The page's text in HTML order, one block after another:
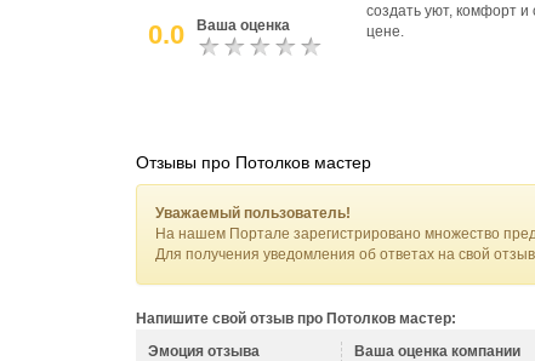
0.0 Ваша оценка
создать уют, комфорт
цене.
Отзывы про Потолков мастер
Уважаемый пользователь!
На нашем Портале зарегистрировано множество
Для получения уведомления об ответах на свой
Напишите свой отзыв про Потолков мастер:
Эмоция отзыва
Ваша оценка компании